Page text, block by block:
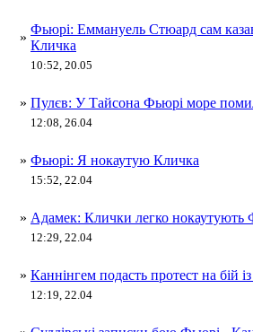
»
Фьюрі: Еммануель Стюард сам
Кличка
10:52, 20.05
» Пулєв: У Тайсона Фьюрі море
12:08, 26.04
» Фьюрі: Я нокаутую Кличка
15:52, 22.04
» Адамек: Клички легко нокаутують
12:29, 22.04
» Каннінгем подасть протест на бій
12:19, 22.04